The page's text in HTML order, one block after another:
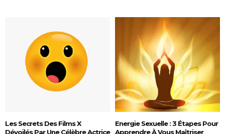
Les Secrets Des Films X
Dévoilés Par Une Célèbre Actrice
Energie Sexuelle : 3 Étapes Pour
Apprendre À Vous Maîtriser